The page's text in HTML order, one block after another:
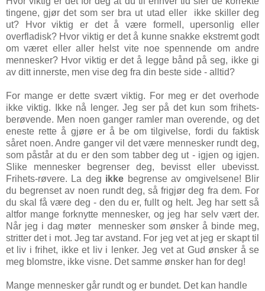
tingene, gjør det som ser bra ut utad eller ikke skiller deg
ut? Hvor viktig er det å være formell, upersonlig eller
overfladisk? Hvor viktig er det å kunne snakke ekstremt godt
om været eller aller helst vite noe spennende om andre
mennesker? Hvor viktig er det å legge bånd på seg, ikke gi
av ditt innerste, men vise deg fra din beste side - alltid?
For mange er dette svært viktig. For meg er det overhode
ikke viktig. Ikke nå lenger. Jeg ser på det kun som frihets-
berøvende. Men noen ganger ramler man overende, og det
eneste rette å gjøre er å be om tilgivelse, fordi du faktisk
såret noen. Andre ganger vil det være mennesker rundt deg,
som påstår at du er den som tabber deg ut - igjen og igjen.
Slike mennesker begrenser deg, bevisst eller ubevisst.
Frihets-røvere. La deg ikke begrense av omgivelsene! Blir
du begrenset av noen rundt deg, så frigjør deg fra dem. For
du skal få være deg - den du er, fullt og helt. Jeg har sett så
altfor mange forknytte mennesker, og jeg har selv vært der.
Når jeg i dag møter mennesker som ønsker å binde meg,
stritter det i mot. Jeg tar avstand. For jeg vet at jeg er skapt til
et liv i frihet, ikke et liv i lenker. Jeg vet at Gud ønsker å se
meg blomstre, ikke visne. Det samme ønsker han for deg!
Mange mennesker går rundt og er bundet. Det kan handle